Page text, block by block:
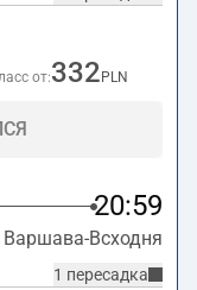
от:332 PLN
20:59
Варшава-Всходня
1 пересадка